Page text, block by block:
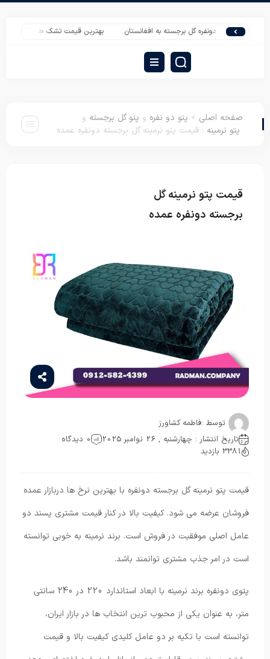
نسیم دونفره گل برجسته به افغانستان بهترین قیمت تشک طبی فنر منفصل یک
صفحه اصلی > پتو دو نفره و پتو گل برجسته و
پتو نرمینه : قیمت پتو نرمینه گل برجسته دونفره عمده
قیمت پتو نرمینه گل
برجسته دونفره عمده
توسط :فاطمه کشاورز
تاریخ انتشار : چهارشنبه , 26 نوامبر 2025
0 دیدگاه
3381 بازدید
قیمت پتو نرمینه گل برجسته دونفره با بهترین نرخ ها دربازار عمده
فروشان عرضه می شود. کیفیت بالا در کنار قیمت مشتری پسند دو
عامل اصلی موفقیت در فروش است. برند نرمینه به خوبی توانسته
است در امر جذب مشتری توانمند باشد.
پتوی دونفره برند نرمینه با ابعاد استاندارد 220 در 240 سانتی
متر، به عنوان یکی از محبوب ترین انتخاب ها در بازار ایران،
توانسته است با تکیه بر دو عامل کلیدی کیفیت بالا و قیمت